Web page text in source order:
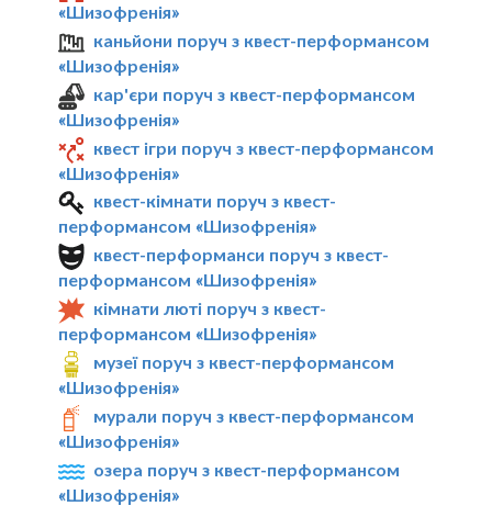
«Шизофренія»
каньйони поруч з квест-перформансом
«Шизофренія»
кар'єри поруч з квест-перформансом
«Шизофренія»
квест ігри поруч з квест-перформансом
«Шизофренія»
квест-кімнати поруч з квест-
перформансом «Шизофренія»
квест-перформанси поруч з квест-
перформансом «Шизофренія»
кімнати люті поруч з квест-
перформансом «Шизофренія»
музеї поруч з квест-перформансом
«Шизофренія»
мурали поруч з квест-перформансом
«Шизофренія»
озера поруч з квест-перформансом
«Шизофренія»